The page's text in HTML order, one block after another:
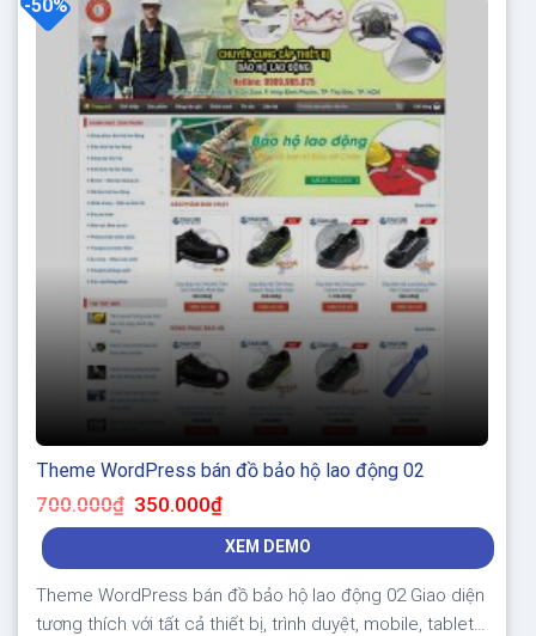
-50%
Theme WordPress bán đồ bảo hộ lao động 02
700.000₫ Giá
gốc
là:
350.000₫Giá
tại
là:
XEM DEMO
Theme WordPress bán đồ bảo hộ lao động 02 Giao diện
tương thích với tất cả thiết bị, trình duyệt, mobile, tablet,